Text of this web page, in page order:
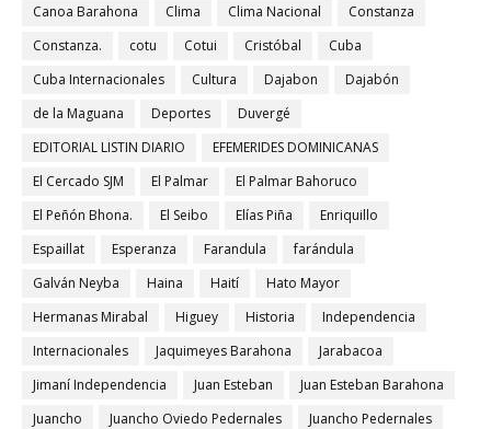
Canoa Barahona
Clima Clima Nacional
Constanza
Constanza.
cotu Cotui Cristóbal
Cuba
Cuba Internacionales
Cultura Dajabon
Dajabón
de la Maguana
Deportes
Duvergé
EDITORIAL LISTIN DIARIO
EFEMERIDES DOMINICANAS
El Cercado SJM
El Palmar
El Palmar Bahoruco
El Peñón Bhona.
El Seibo Elías Piña
Enriquillo
Espaillat
Esperanza Farandula
farándula
Galván Neyba
Haina Haití
Hato Mayor
Hermanas Mirabal
Higuey Historia
Independencia
Internacionales
Jaquimeyes Barahona
Jarabacoa
Jimaní Independencia
Juan Esteban
Juan Esteban Barahona
Juancho
Juancho Oviedo Pedernales
Juancho Pedernales